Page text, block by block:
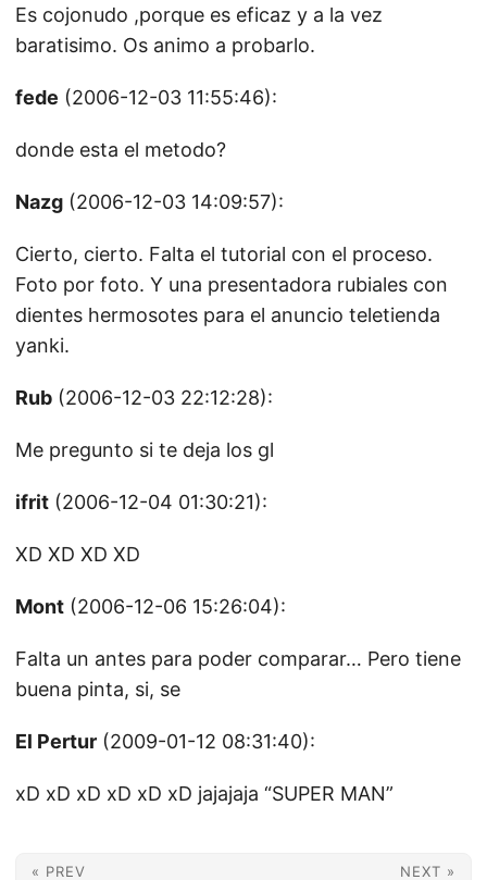
Es cojonudo ,porque es eficaz y a la vez
baratisimo. Os animo a probarlo.
fede (2006-12-03 11:55:46):
donde esta el metodo?
Nazg (2006-12-03 14:09:57):
Cierto, cierto. Falta el tutorial con el proceso.
Foto por foto. Y una presentadora rubiales con
dientes hermosotes para el anuncio teletienda
yanki.
Rub (2006-12-03 22:12:28):
Me pregunto si te deja los gl
ifrit (2006-12-04 01:30:21):
XD XD XD XD
Mont (2006-12-06 15:26:04):
Falta un antes para poder comparar… Pero tiene
buena pinta, si, se
El Pertur (2009-01-12 08:31:40):
xD xD xD xD xD xD jajajaja “SUPER MAN”
« PREV NEXT »